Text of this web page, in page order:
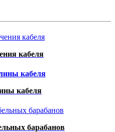
кабеля
кабеля
барабанов